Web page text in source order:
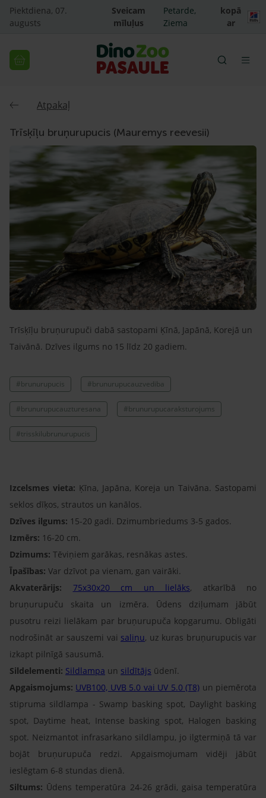
Piektdiena, 07.
augusts
Sveicam
mīluļus
Petarde,
Ziema
kopā
ar
Atpakaļ
Trīsķīļu bruņurupucis (Mauremys reevesii)
Trīsķīļu bruņurupuči dabā sastopami Ķīnā, Japānā, Korejā un
Taivānā. Dzīves ilgums no 15 līdz 20 gadiem.
#brunurupucis #brunurupucauzvediba
#brunurupucauzturesana #brunurupucaraksturojums
#trisskilubrunurupucis
Izcelsmes vieta: Ķīna, Japāna, Koreja un Taivāna. Sastopami
seklos dīķos, strautos un kanālos.
Dzīves ilgums: 15-20 gadi. Dzimumbriedums 3-5 gados.
Izmērs: 16-20 cm.
Dzimums: Tēviņiem garākas, resnākas astes.
Īpašības: Var dzīvot pa vienam, gan vairāki.
Akvaterārijs:
75x30x20 cm un lielāks, atkarībā no
bruņurupuču skaita un izmēra. Ūdens dziļumam jābūt
pusotru reizi lielākam par bruņurupuča kopgarumu. Obligāti
nodrošināt ar sauszemi vai saliņu, uz kuras bruņurupucis var
izkapt pilnīgā sausumā.
Sildelementi: Sildlampa un sildītājs ūdenī.
Apgaismojums: UVB100, UVB 5.0 vai UV 5.0 (T8) un piemērota
stipruma sildlampa - Swamp basking spot, Daylight basking
spot, Daytime heat, Intense basking spot, Halogen basking
spot. Neizmantot infrasarkano sildlampu, jo ilgtermiņā tā var
bojāt bruņurupuča redzi. Apgaismojumam vidēji jābūt
ieslēgtam 6-8 stundas dienā.
Siltums: Ūdens temperatūra 24-26 grādi, gaisa temperatūra